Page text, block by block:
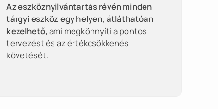
Az eszköznyilvántartás révén minden
tárgyi eszköz egy helyen, átláthatóan
kezelhető, ami megkönnyíti a pontos
tervezést és az értékcsökkenés
követését.